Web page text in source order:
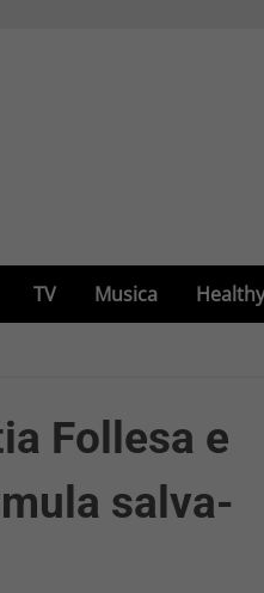
TV Musica
Follesa e
salva-